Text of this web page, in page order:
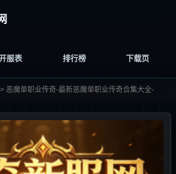
服表 排行榜 下载页
> 恶魔单职业传奇-最新恶魔单职业传奇合集大全-